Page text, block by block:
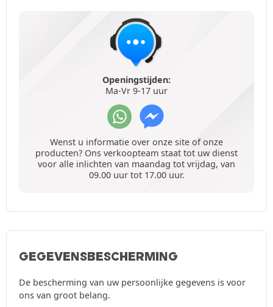
Openingstijden:
Ma-Vr 9-17 uur
Wenst u informatie over onze site of onze
producten? Ons verkoopteam staat tot uw dienst
voor alle inlichten van maandag tot vrijdag, van
09.00 uur tot 17.00 uur.
GEGEVENSBESCHERMING
De bescherming van uw persoonlijke gegevens is voor
ons van groot belang.